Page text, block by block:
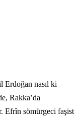
Erdoğan nasıl ki
Rakka’da
Efrîn sömürgeci faşist